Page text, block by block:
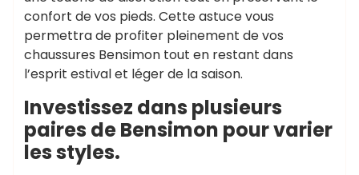
confort de vos pieds. Cette astuce vous
permettra de profiter pleinement de vos
chaussures Bensimon tout en restant dans
l’esprit estival et léger de la saison.
Investissez dans plusieurs
paires de Bensimon pour varier
les styles.